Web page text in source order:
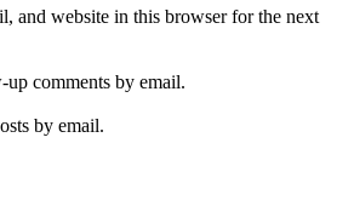
and website in this browser for the next
comments by email.
by email.